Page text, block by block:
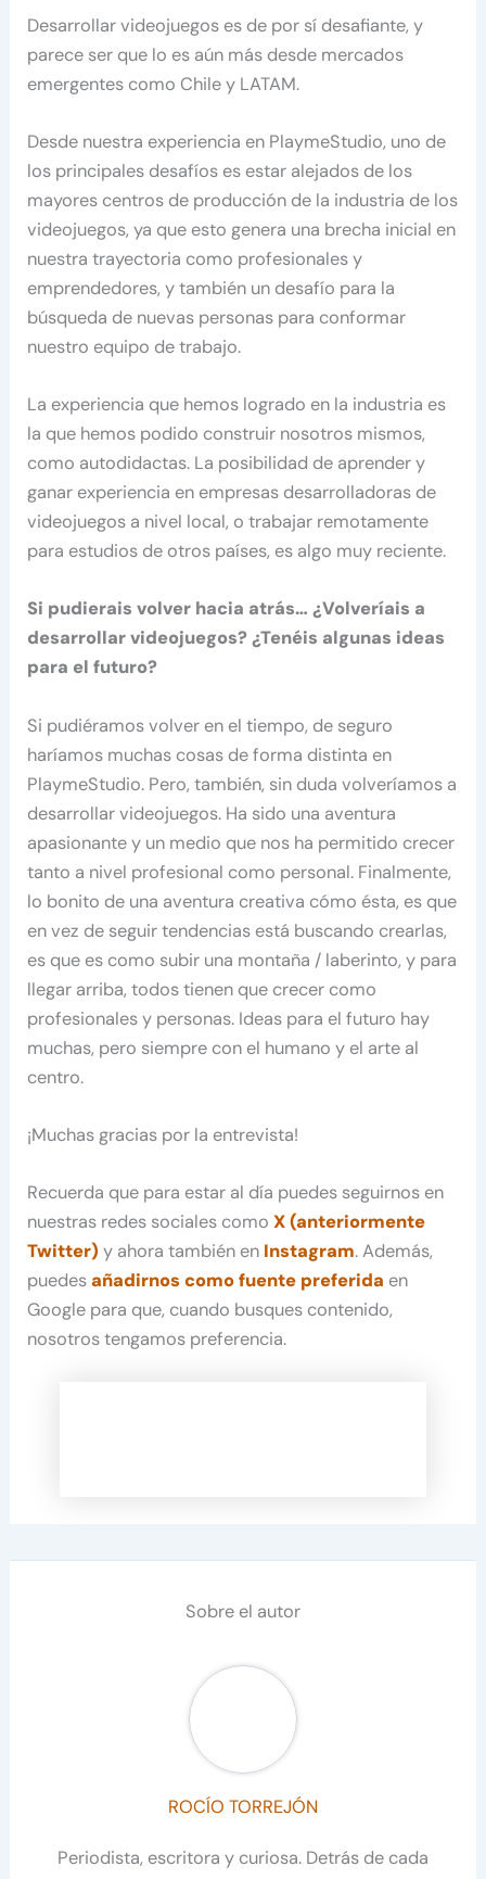
Desarrollar videojuegos es de por sí desafiante, y
parece ser que lo es aún más desde mercados
emergentes como Chile y LATAM.
Desde nuestra experiencia en PlaymeStudio, uno de
los principales desafíos es estar alejados de los
mayores centros de producción de la industria de los
videojuegos, ya que esto genera una brecha inicial en
nuestra trayectoria como profesionales y
emprendedores, y también un desafío para la
búsqueda de nuevas personas para conformar
nuestro equipo de trabajo.
La experiencia que hemos logrado en la industria es
la que hemos podido construir nosotros mismos,
como autodidactas. La posibilidad de aprender y
ganar experiencia en empresas desarrolladoras de
videojuegos a nivel local, o trabajar remotamente
para estudios de otros países, es algo muy reciente.
Si pudierais volver hacia atrás… ¿Volveríais a
desarrollar videojuegos? ¿Tenéis algunas ideas
para el futuro?
Si pudiéramos volver en el tiempo, de seguro
haríamos muchas cosas de forma distinta en
PlaymeStudio. Pero, también, sin duda volveríamos a
desarrollar videojuegos. Ha sido una aventura
apasionante y un medio que nos ha permitido crecer
tanto a nivel profesional como personal. Finalmente,
lo bonito de una aventura creativa cómo ésta, es que
en vez de seguir tendencias está buscando crearlas,
es que es como subir una montaña / laberinto, y para
llegar arriba, todos tienen que crecer como
profesionales y personas. Ideas para el futuro hay
muchas, pero siempre con el humano y el arte al
centro.
¡Muchas gracias por la entrevista!
Recuerda que para estar al día puedes seguirnos en
nuestras redes sociales comoX (anteriormente
Twitter) y ahora también en Instagram. Además,
puedesañadirnos como fuente preferida en
Google para que, cuando busques contenido,
nosotros tengamos preferencia.
Sobre el autor
ROCÍO TORREJÓN
Periodista, escritora y curiosa. Detrás de cada